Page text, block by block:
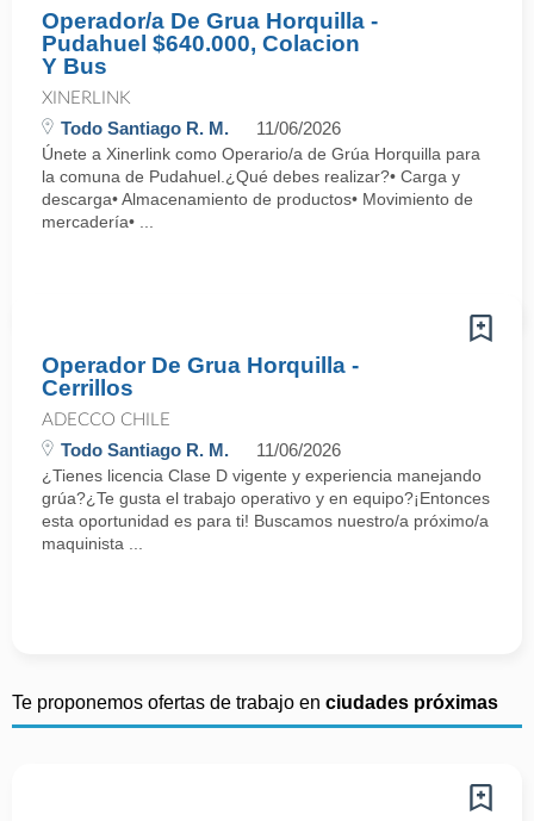
Operador/a De Grua Horquilla -
Pudahuel $640.000, Colacion
Y Bus
XINERLINK
Todo Santiago R. M. 11/06/2026
Únete a Xinerlink como Operario/a de Grúa Horquilla para
la comuna de Pudahuel.¿Qué debes realizar?• Carga y
descarga• Almacenamiento de productos• Movimiento de
mercadería• ...
Operador De Grua Horquilla -
Cerrillos
ADECCO CHILE
Todo Santiago R. M. 11/06/2026
¿Tienes licencia Clase D vigente y experiencia manejando
grúa?¿Te gusta el trabajo operativo y en equipo?¡Entonces
esta oportunidad es para ti! Buscamos nuestro/a próximo/a
maquinista ...
Te proponemos ofertas de trabajo en ciudades próximas